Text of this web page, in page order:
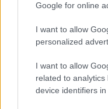
Google for online
I want to allow
personalized
I want to allow
related to
device identifiers in